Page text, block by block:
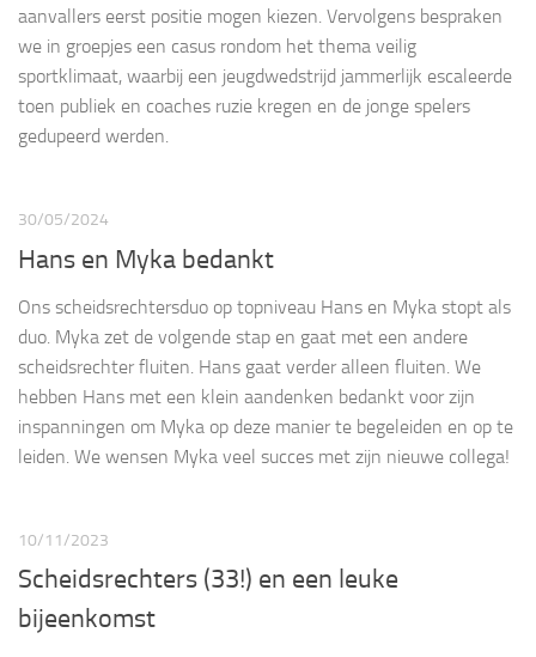
aanvallers eerst positie mogen kiezen. Vervolgens bespraken
we in groepjes een casus rondom het thema veilig
sportklimaat, waarbij een jeugdwedstrijd jammerlijk escaleerde
toen publiek en coaches ruzie kregen en de jonge spelers
gedupeerd werden.
30/05/2024
Hans en Myka bedankt
Ons scheidsrechtersduo op topniveau Hans en Myka stopt als
duo. Myka zet de volgende stap en gaat met een andere
scheidsrechter fluiten. Hans gaat verder alleen fluiten. We
hebben Hans met een klein aandenken bedankt voor zijn
inspanningen om Myka op deze manier te begeleiden en op te
leiden. We wensen Myka veel succes met zijn nieuwe collega!
10/11/2023
Scheidsrechters (33!) en een leuke
bijeenkomst